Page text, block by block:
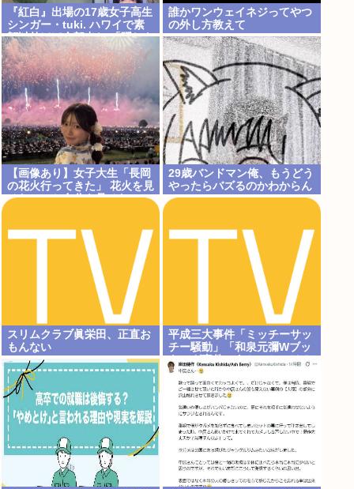
『紅白』出場の17歳女子高生
シンガー・tuki. ハワイで素
顔以外ほぼ全部出し 「隠しき
れない美貌」とSNSざわつく
誰かワンウェイネジってやつ
の外し方教えて
【画像あり】女子大生「長岡
の花火行ってきた」 花火を見
せたいのか自分を見せたいの
29歳バンドマン俺、もうどう
やったらバズるのかわからん
スリムクラブ眞栄田、正直お
もんない
平成三大事件「ミッチーサッ
チー騒動」「和泉元彌Wブッ
キング事件」あとひとつは？